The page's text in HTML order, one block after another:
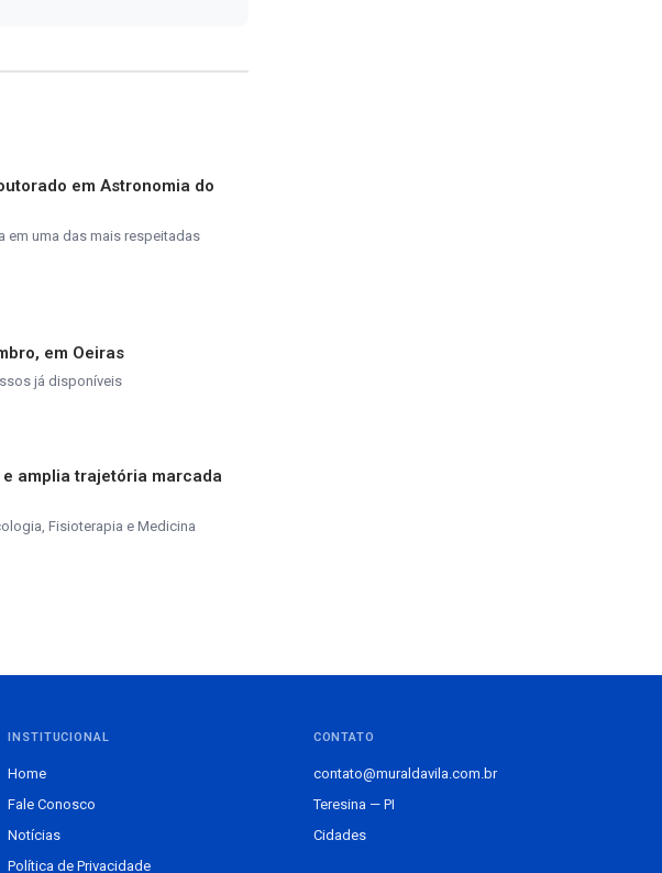
em Astronomia do
em uma das mais respeitadas
em Oeiras
já disponíveis
amplia trajetória marcada
Fisioterapia e Medicina
INSTITUCIONAL
Home
Fale Conosco
Notícias
Política de Privacidade
CONTATO
contato@muraldavila.com.br
Teresina — PI
Cidades